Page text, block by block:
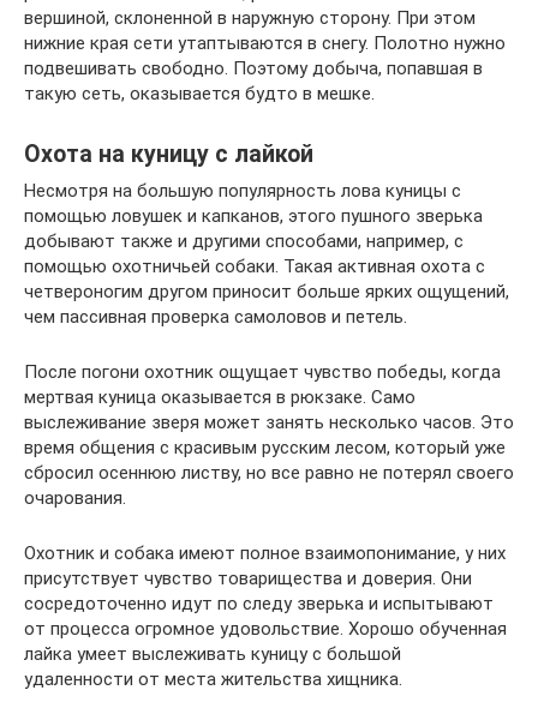
вершиной, склоненной в наружную сторону. При этом
нижние края сети утаптываются в снегу. Полотно нужно
подвешивать свободно. Поэтому добыча, попавшая в
такую сеть, оказывается будто в мешке.
Охота на куницу с лайкой
Несмотря на большую популярность лова куницы с
помощью ловушек и капканов, этого пушного зверька
добывают также и другими способами, например, с
помощью охотничьей собаки. Такая активная охота с
четвероногим другом приносит больше ярких ощущений,
чем пассивная проверка самоловов и петель.
После погони охотник ощущает чувство победы, когда
мертвая куница оказывается в рюкзаке. Само
выслеживание зверя может занять несколько часов. Это
время общения с красивым русским лесом, который уже
сбросил осеннюю листву, но все равно не потерял своего
очарования.
Охотник и собака имеют полное взаимопонимание, у них
присутствует чувство товарищества и доверия. Они
сосредоточенно идут по следу зверька и испытывают
от процесса огромное удовольствие. Хорошо обученная
лайка умеет выслеживать куницу с большой
удаленности от места жительства хищника.